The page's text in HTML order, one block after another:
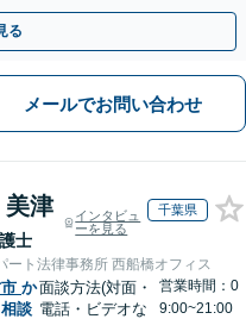
駅3分】
る
メールでお問い合わせ
美津
士
インタビュ
ーを見る
千葉県
ート法律事務所 西船橋オフィス
か
談
面談方法(対面・
電話・ビデオな
営業時間：0
9:00~21:00